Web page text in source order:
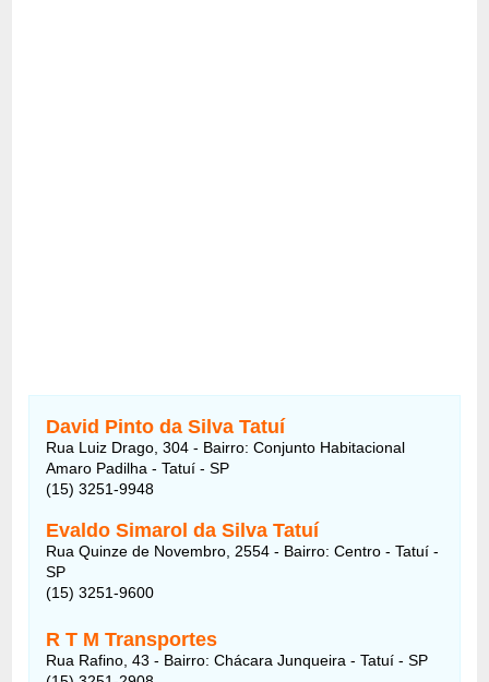
David Pinto da Silva Tatuí
Rua Luiz Drago, 304 - Bairro: Conjunto Habitacional
Amaro Padilha - Tatuí - SP
(15) 3251-9948
Evaldo Simarol da Silva Tatuí
Rua Quinze de Novembro, 2554 - Bairro: Centro - Tatuí -
SP
(15) 3251-9600
R T M Transportes
Rua Rafino, 43 - Bairro: Chácara Junqueira - Tatuí - SP